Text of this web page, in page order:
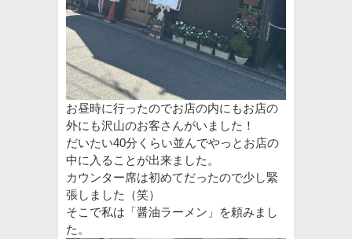
お昼時に行ったのでお店の内にもお店の
外にも沢山のお客さんがいました！
だいたい40分くらい並んでやっとお店の
中に入ることが出来ました。
カウンター席は初めてだったので少し緊
張しました（笑）
そこで私は「醤油ラーメン」を頼みまし
た。